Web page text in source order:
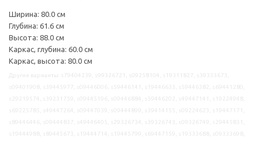
Ширина: 80.0 см
Глубина: 61.6 см
Высота: 88.0 см
Каркас, глубина: 60.0 см
Каркас, высота: 80.0 см